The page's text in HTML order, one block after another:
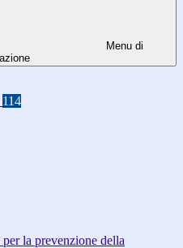
Menu di
114
la prevenzione della